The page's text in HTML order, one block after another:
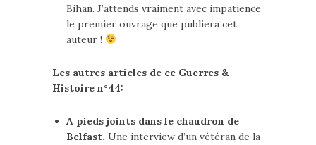
Bihan. J’attends vraiment avec impatience
le premier ouvrage que publiera cet
auteur !
Les autres articles de ce Guerres &
Histoire n°44:
A pieds joints dans le chaudron de
Belfast. Une interview d’un vétéran de la